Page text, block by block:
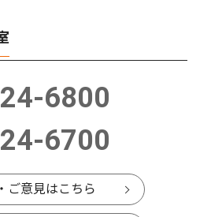
6800
6700
ご意見はこちら